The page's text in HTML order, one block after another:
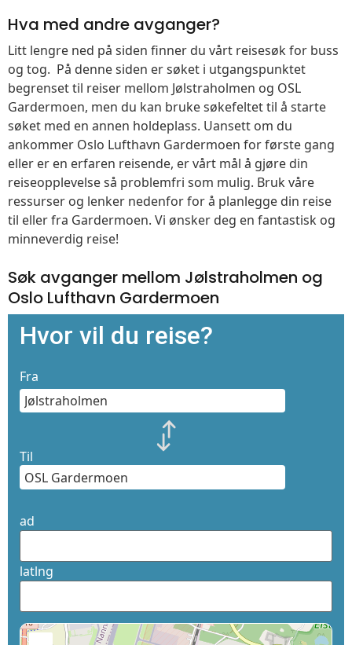
Hva med andre avganger?
Litt lengre ned på siden finner du vårt reisesøk for buss
og tog. På denne siden er søket i utgangspunktet
begrenset til reiser mellom Jølstraholmen og OSL
Gardermoen, men du kan bruke søkefeltet til å starte
søket med en annen holdeplass. Uansett om du
ankommer Oslo Lufthavn Gardermoen for første gang
eller er en erfaren reisende, er vårt mål å gjøre din
reiseopplevelse så problemfri som mulig. Bruk våre
ressurser og lenker nedenfor for å planlegge din reise
til eller fra Gardermoen. Vi ønsker deg en fantastisk og
minneverdig reise!
Søk avganger mellom Jølstraholmen og
Oslo Lufthavn Gardermoen
Hvor vil du reise?
Fra
Til
ad
latlng